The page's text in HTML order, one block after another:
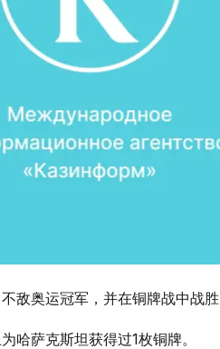
敌奥运冠军，并在铜牌战中战胜
哈萨克斯坦获得过1枚铜牌。